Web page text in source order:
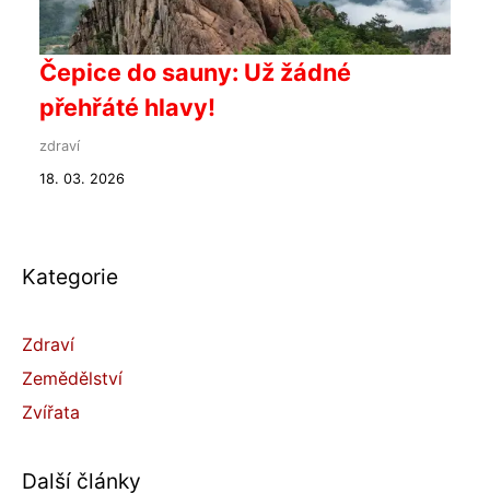
Čepice do sauny: Už žádné
přehřáté hlavy!
zdraví
18. 03. 2026
Kategorie
Zdraví
Zemědělství
Zvířata
Další články